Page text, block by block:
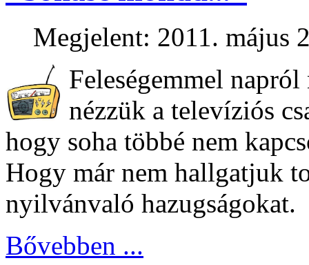
Megjelent: 2011. május
Feleségemmel
nézzük a televíziós
hogy soha többé nem
Hogy már nem hallgatjuk
nyilvánvaló hazugságokat.
Bővebben ...